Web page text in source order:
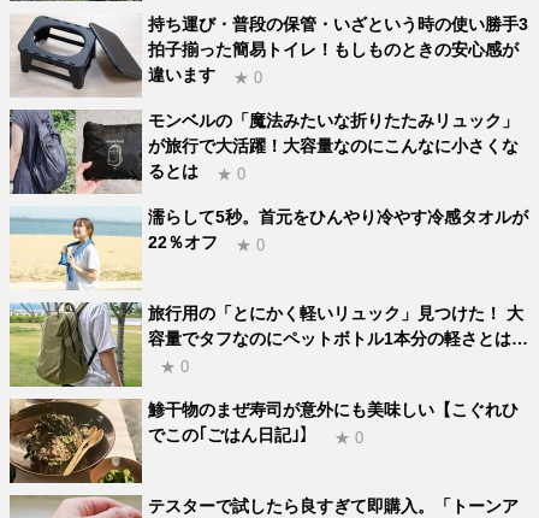
持ち運び・普段の保管・いざという時の使い勝手3
拍子揃った簡易トイレ！もしものときの安心感が
違います
★ 0
モンベルの「魔法みたいな折りたたみリュック」
が旅行で大活躍！大容量なのにこんなに小さくな
るとは
★ 0
濡らして5秒。首元をひんやり冷やす冷感タオルが
22％オフ
★ 0
旅行用の「とにかく軽いリュック」見つけた！ 大
容量でタフなのにペットボトル1本分の軽さとは…
★ 0
鯵干物のまぜ寿司が意外にも美味しい【こぐれひ
でこの｢ごはん日記｣】
★ 0
テスターで試したら良すぎて即購入。「トーンア